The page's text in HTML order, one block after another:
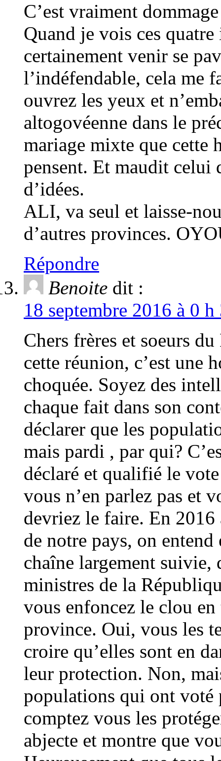
C’est vraiment
Quand je vois ces
certainement venir se
l’indéfendable, cela me
ouvrez les yeux et
altogovéenne dans le
mariage mixte que cette
pensent. Et maudit celui
d’idées.
ALI, va seul et laisse-
d’autres provinces.
Répondre
Benoite dit :
18 septembre 2016 à 0
Chers frères et soeurs
cette réunion, c’est une
choquée. Soyez des
chaque fait dans son
déclarer que les
mais pardi , par qui?
déclaré et qualifié le
vous n’en parlez pas et
devriez le faire. En 2016
de notre pays, on
chaîne largement suivie,
ministres de la
vous enfoncez le clou
province. Oui, vous les
croire qu’elles sont en
leur protection. Non,
populations qui ont
comptez vous les
abjecte et montre que